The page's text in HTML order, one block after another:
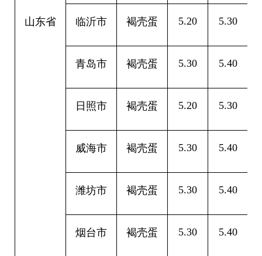
山东省 临沂市 褐壳蛋 5.20 5.30
青岛市 褐壳蛋 5.30 5.40
日照市 褐壳蛋 5.20 5.30
威海市 褐壳蛋 5.30 5.40
潍坊市 褐壳蛋 5.30 5.40
烟台市 褐壳蛋 5.30 5.40